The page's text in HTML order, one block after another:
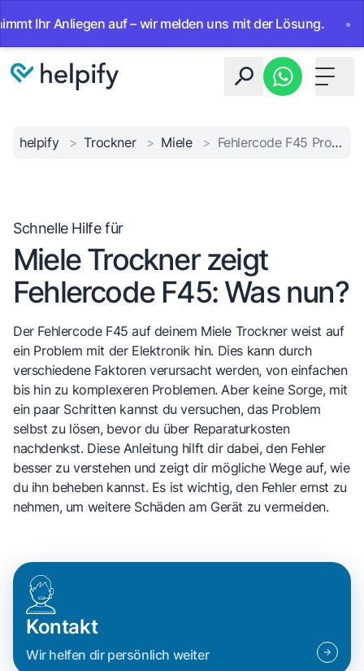
Anliegen auf – wir melden uns mit der Lösung. • Ab
Toggle
helpify > Trockner > Miele > Fehlercode F45 Problem
Schnelle Hilfe für
Miele Trockner zeigt
Fehlercode F45: Was nun?
Der Fehlercode F45 auf deinem Miele Trockner weist auf
ein Problem mit der Elektronik hin. Dies kann durch
verschiedene Faktoren verursacht werden, von einfachen
bis hin zu komplexeren Problemen. Aber keine Sorge, mit
ein paar Schritten kannst du versuchen, das Problem
selbst zu lösen, bevor du über Reparaturkosten
nachdenkst. Diese Anleitung hilft dir dabei, den Fehler
besser zu verstehen und zeigt dir mögliche Wege auf, wie
du ihn beheben kannst. Es ist wichtig, den Fehler ernst zu
nehmen, um weitere Schäden am Gerät zu vermeiden.
Kontakt
Wir helfen dir persönlich weiter